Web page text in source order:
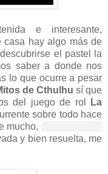
e interesante,
casa hay algo más de
el pastel la
saber a donde nos
lo que ocurre a pesar
de Cthulhu sí que
del juego de rol
La
sobre todo hace
mucho,
y bien resuelta, me